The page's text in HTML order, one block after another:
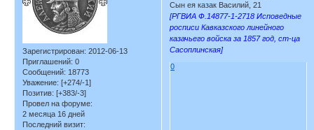
Зарегистрирован: 2012-06-13
Приглашений: 0
Сообщений: 18773
Уважение: [+274/-1]
Позитив: [+383/-3]
Провел на форуме:
2 месяца 16 дней
Последний визит:
Сын ея казак Василий, 21
[РГВИА Ф.14877-1-2718 Исповедные
росписи Кавказского линейного
казачьего войска за 1857 год, ст-ца
Сасоплинская]
0